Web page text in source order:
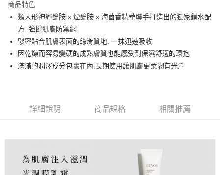
街口支付
悠遊付
ATM付款
貨到付款
付款後/全家取貨
付款後/7-11取貨
商品特色
類人形神經醯胺 x 煙醯胺 x 海茴香精華聯手打造出的獨家鎖水配
方. 強健肌膚防禦網
緊密貼合肌膚表面的絲滑質地. 一抹迅速吸收
因乾燥而容易變硬的成熟膚質也能感受到保濕舒適的環抱
滿滿的潤澤成分包裹在內,長期使用讓肌膚更柔韌有光澤
詳細說明 商品規格 相關推薦